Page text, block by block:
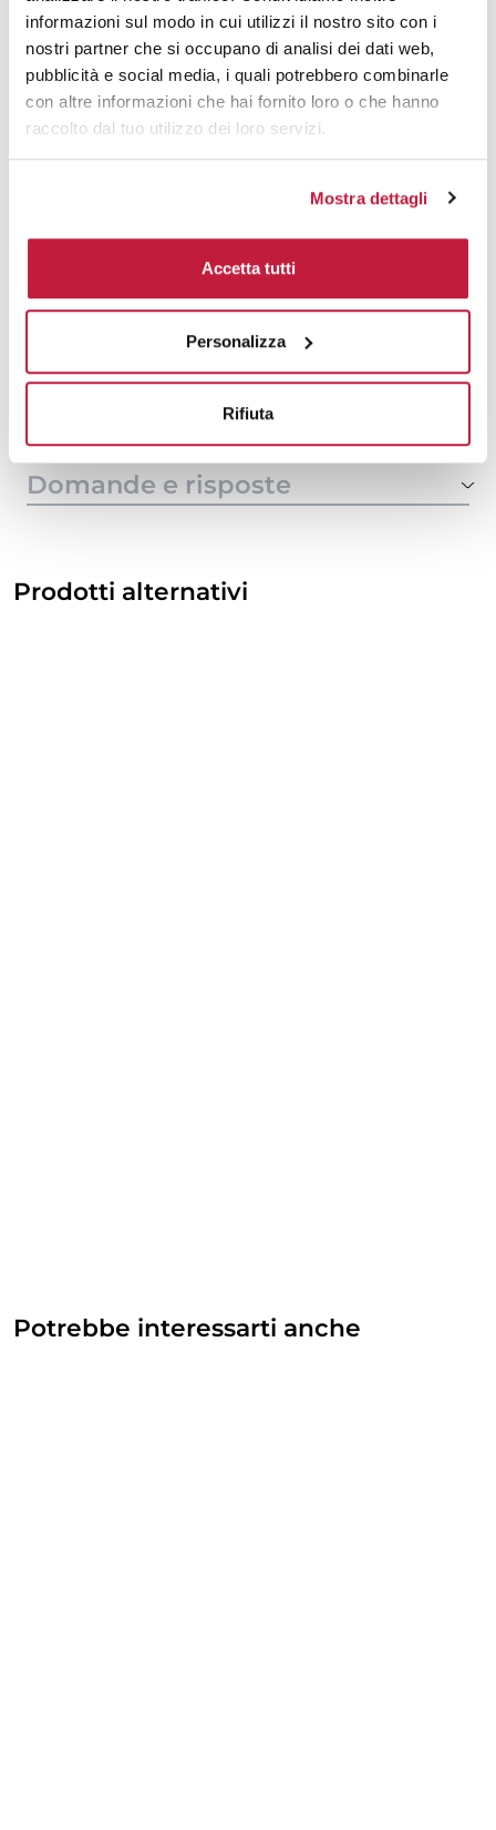
informazioni sul modo in cui utilizzi il nostro sito con i
nostri partner che si occupano di analisi dei dati web,
pubblicità e social media, i quali potrebbero combinarle
con altre informazioni che hai fornito loro o che hanno
raccolto dal tuo utilizzo dei loro servizi.
Mostra dettagli
Accetta tutti
Personalizza
Rifiuta
500 € 40,66 € 44,98
1000 € 40,61 € 43,89
1500 € 40,56 € 43,39
2000 € 40,55 € 43,10
€ 42,99
10000 € 39,56 € 42,42
Tecniche di stampa
Area di personalizzazione
Domande e risposte
Prodotti alternativi
Potrebbe interessarti anche